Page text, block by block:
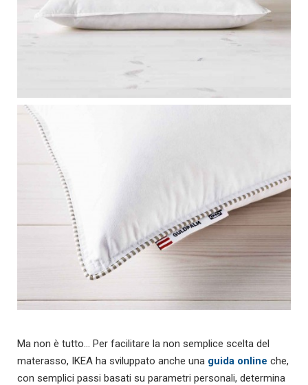
Ma non è tutto… Per facilitare la non semplice scelta del
materasso, IKEA ha sviluppato anche una guida online che,
con semplici passi basati su parametri personali, determina